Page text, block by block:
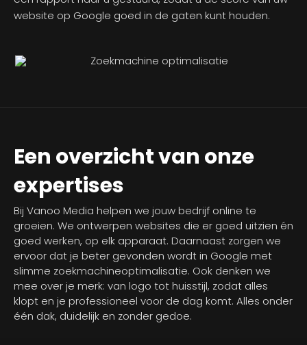
website op Google goed in de gaten kunt houden.
Een overzicht van onze
expertises
Bij Vanoo Media helpen we jouw bedrijf online te
groeien. We ontwerpen websites die er goed uitzien én
goed werken, op elk apparaat. Daarnaast zorgen we
ervoor dat je beter gevonden wordt in Google met
slimme zoekmachineoptimalisatie. Ook denken we
mee over je merk: van logo tot huisstijl, zodat alles
klopt en je professioneel voor de dag komt. Alles onder
één dak, duidelijk en zonder gedoe.